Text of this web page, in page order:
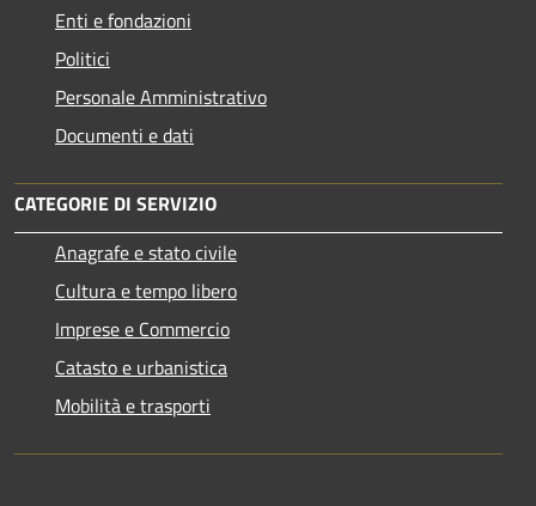
Enti e fondazioni
Politici
Personale Amministrativo
Documenti e dati
CATEGORIE DI SERVIZIO
Anagrafe e stato civile
Cultura e tempo libero
Imprese e Commercio
Catasto e urbanistica
Mobilità e trasporti